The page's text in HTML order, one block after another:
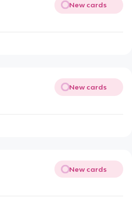
New cards
New cards
New cards